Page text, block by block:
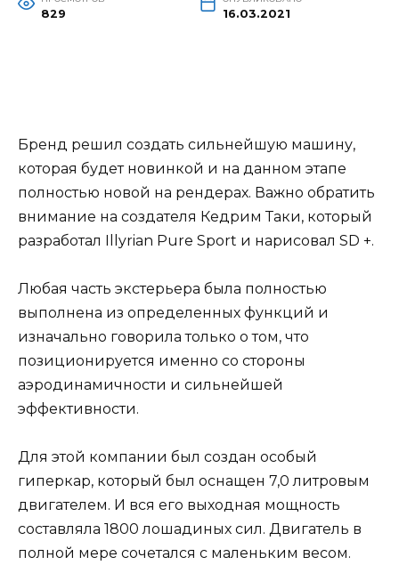
829 16.03.2021
Бренд решил создать сильнейшую машину,
которая будет новинкой и на данном этапе
полностью новой на рендерах. Важно обратить
внимание на создателя Кедрим Таки, который
разработал Illyrian Pure Sport и нарисовал SD +.
Любая часть экстерьера была полностью
выполнена из определенных функций и
изначально говорила только о том, что
позиционируется именно со стороны
аэродинамичности и сильнейшей
эффективности.
Для этой компании был создан особый
гиперкар, который был оснащен 7,0 литровым
двигателем. И вся его выходная мощность
составляла 1800 лошадиных сил. Двигатель в
полной мере сочетался с маленьким весом.